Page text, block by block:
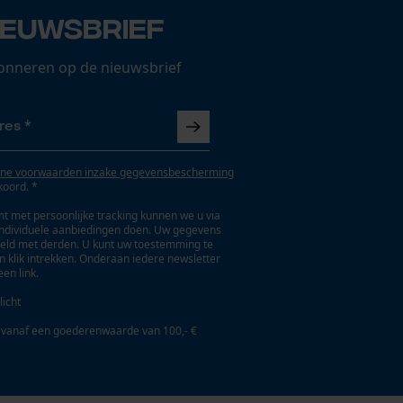
op de nieuwsbrief
voorwaarden inzake gegevensbescherming
*
met persoonlijke tracking kunnen we u via
aanbiedingen doen. Uw gegevens
met derden. U kunt uw toestemming te
klik intrekken. Onderaan iedere newsletter
link.
een goederenwaarde van 100,- €